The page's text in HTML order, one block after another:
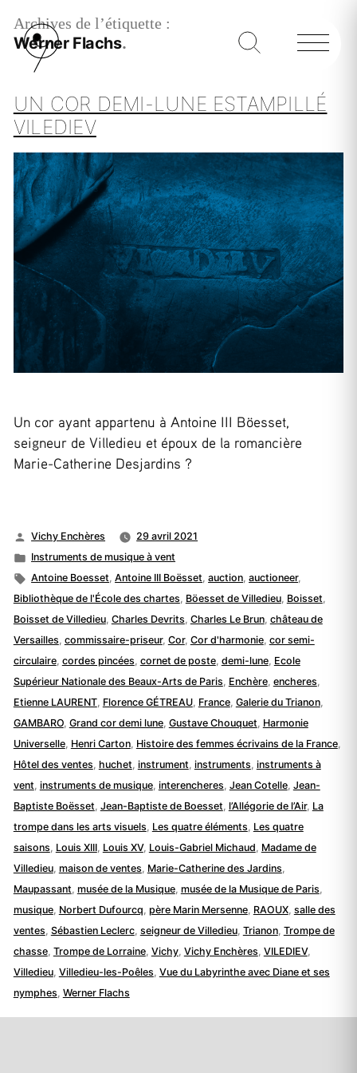
Archives de l’étiquette :
Werner Flachs
UN COR DEMI-LUNE ESTAMPILLÉ
VILEDIEV
Un cor ayant appartenu à Antoine III Böesset,
seigneur de Villedieu et époux de la romancière
Marie-Catherine Desjardins ?
Publié
par
Vichy Enchères
29 avril 2021
Publié
dans
Instruments de musique à vent
Étiquettes :
Antoine Boesset,Antoine III Boësset,auction,auctioneer,
Bibliothèque de l'École des chartes, Böesset de Villedieu, Boisset,
Boisset de Villedieu, Charles Devrits, Charles Le Brun, château de
Versailles, commissaire-priseur, Cor, Cor d'harmonie, cor semi-
circulaire, cordes pincées, cornet de poste, demi-lune, Ecole
Supérieur Nationale des Beaux-Arts de Paris, Enchère, encheres,
Etienne LAURENT, Florence GÉTREAU, France, Galerie du Trianon,
GAMBARO, Grand cor demi lune, Gustave Chouquet, Harmonie
Universelle, Henri Carton, Histoire des femmes écrivains de la France,
Hôtel des ventes, huchet, instrument, instruments, instruments à
vent, instruments de musique, interencheres, Jean Cotelle, Jean-
Baptiste Boësset, Jean-Baptiste de Boesset, l’Allégorie de l’Air, La
trompe dans les arts visuels, Les quatre éléments, Les quatre
saisons, Louis XIII, Louis XV, Louis-Gabriel Michaud, Madame de
Villedieu, maison de ventes, Marie-Catherine des Jardins,
Maupassant, musée de la Musique, musée de la Musique de Paris,
musique, Norbert Dufourcq, père Marin Mersenne, RAOUX, salle des
ventes, Sébastien Leclerc, seigneur de Villedieu, Trianon, Trompe de
chasse, Trompe de Lorraine, Vichy, Vichy Enchères, VILEDIEV,
Villedieu, Villedieu-les-Poêles, Vue du Labyrinthe avec Diane et ses
nymphes, Werner Flachs